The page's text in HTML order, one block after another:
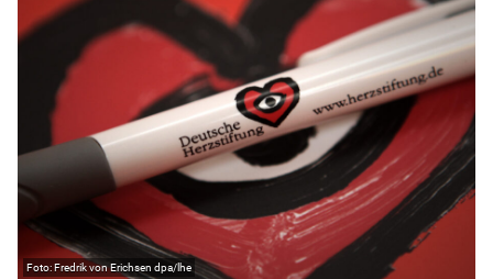
Fredrik von Erichsen dpa/lhe